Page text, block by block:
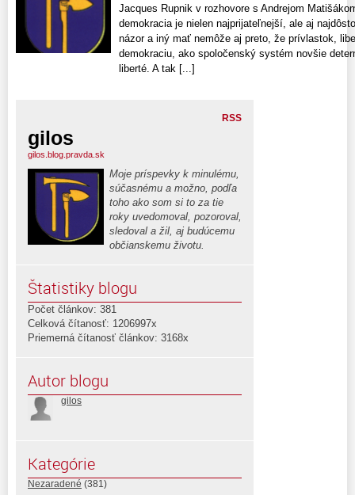
Jacques Rupnik v rozhovore s Andrejom
demokracia je nielen najprijateľnejší, ale aj
názor a iný mať nemôže aj preto, že prívlastok,
demokraciu, ako spoločenský systém novšie
liberté. A tak [...]
RSS
gilos
gilos.blog.pravda.sk
Moje príspevky k minulému,
súčasnému a možno, podľa
toho ako som si to za tie
roky uvedomoval, pozoroval,
sledoval a žil, aj budúcemu
občianskemu životu.
Štatistiky blogu
Počet článkov: 381
Celková čítanosť: 1206997x
Priemerná čítanosť článkov: 3168x
Autor blogu
gilos
Kategórie
Nezaradené (381)